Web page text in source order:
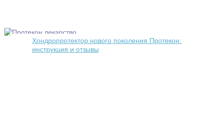
Хондропротектор нового поколения Протекон:
инструкция и отзывы